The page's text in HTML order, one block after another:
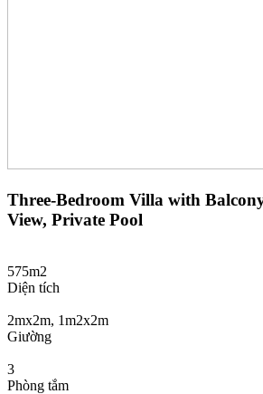
Three-Bedroom Villa with
View, Private Pool
575m2
Diện tích
2mx2m, 1m2x2m
Giường
3
Phòng tắm